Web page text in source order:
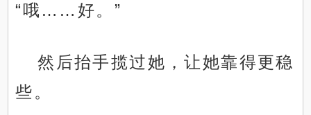
“哦……好。”
然后抬手揽过她，让她靠得更稳
些。